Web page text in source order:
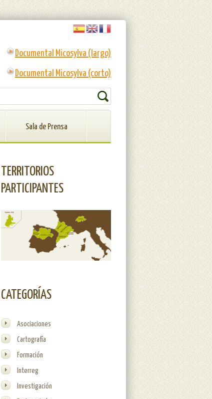
Documental Micosylva (largo)
Documental Micosylva (corto)
Buscar
Sala de Prensa
TERRITORIOS
PARTICIPANTES
CATEGORÍAS
Asociaciones
Cartografía
Formación
Interreg
Investigación